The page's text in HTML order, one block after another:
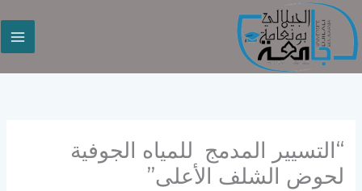
تخطي
إلى
المحتوى
“التسيير المدمج للمياه الجوفية
لحوض الشلف الأعلى”